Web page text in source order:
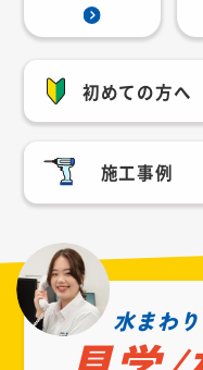
初めての方へ
施工事例
水まわ